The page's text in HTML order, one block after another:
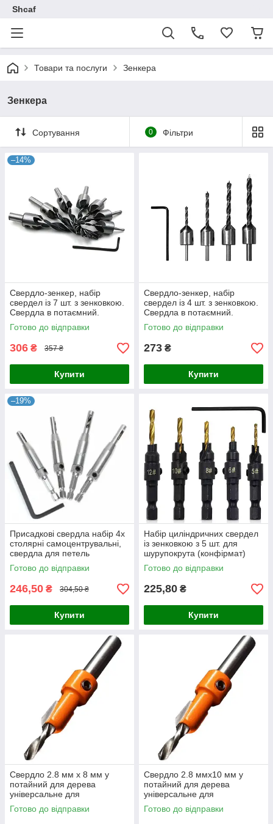
Shcaf
Товари та послуги Зенкера
Зенкера
Сортування 0 Фільтри
–14%
Свердло-зенкер, набір
свердел із 7 шт. з зенковкою.
Свердла в потаємний.
Свердління та зенкування
обдимо дією.
Готово до відправки
306 ₴ 357 ₴
Купити
Свердло-зенкер, набір
свердел із 4 шт. з зенковкою.
Свердла в потаємний.
Свердління та зенкування
обдимо дією.
Готово до відправки
273 ₴
Купити
–19%
Присадкові свердла набір 4x
столярні самоцентрувальні,
свердла для петель
Готово до відправки
246,50 ₴ 304,50 ₴
Купити
Набір циліндричних свердел
із зенковкою з 5 шт. для
шурупокрута (конфірмат)
Готово до відправки
225,80 ₴
Купити
Свердло 2.8 мм x 8 мм у
потайний для дерева
універсальне для
виробництва будівельних і
ремонтних робіт
Готово до відправки
Свердло 2.8 ммx10 мм у
потайний для дерева
універсальне для
виробництва будівельних і
ремонтних робіт
Готово до відправки